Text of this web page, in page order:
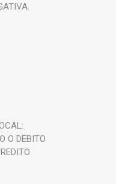
O DEBITO